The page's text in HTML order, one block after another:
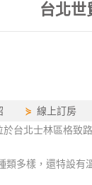
台北世
⋟線上訂房
北士林區格致路
類多樣，還特設有